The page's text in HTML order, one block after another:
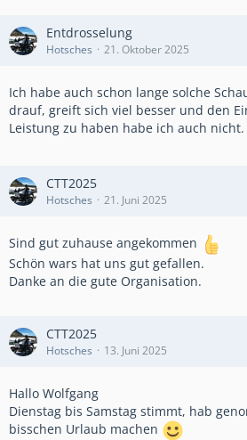
Entdrosselung
Hotsches 21. Oktober 2025
Ich habe auch schon lange solche
drauf, greift sich viel besser und den
Leistung zu haben habe ich auch nicht.
CTT2025
Hotsches 21. Juni 2025
Sind gut zuhause angekommen
Schön wars hat uns gut gefallen.
Danke an die gute Organisation.
CTT2025
Hotsches 13. Juni 2025
Hallo Wolfgang
Dienstag bis Samstag stimmt, hab
bisschen Urlaub machen